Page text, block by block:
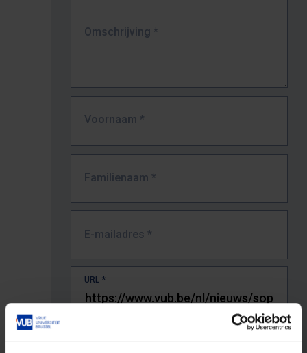
Omschrijving *
Voornaam *
Familienaam *
E-mailadres *
URL *
De volledige URL van de pagina waar je de fout zag.